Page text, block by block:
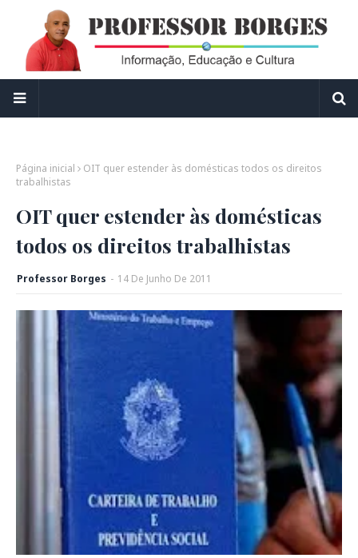
Página inicial
OIT quer estender às domésticas todos os direitos
trabalhistas
OIT quer estender às domésticas
todos os direitos trabalhistas
Professor Borges - 14 De Junho De 2011